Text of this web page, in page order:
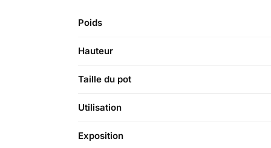
Poids
Hauteur
Taille du pot
Utilisation
Exposition